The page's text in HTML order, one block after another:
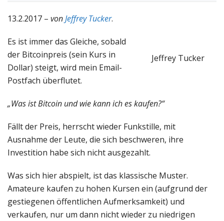
13.2.2017 – vonJeffrey Tucker.
Jeffrey Tucker
Es ist immer das Gleiche, sobald
der Bitcoinpreis (sein Kurs in
Dollar) steigt, wird mein Email-
Postfach überflutet.
„Was ist Bitcoin und wie kann ich es kaufen?“
Fällt der Preis, herrscht wieder Funkstille, mit
Ausnahme der Leute, die sich beschweren, ihre
Investition habe sich nicht ausgezahlt.
Was sich hier abspielt, ist das klassische Muster.
Amateure kaufen zu hohen Kursen ein (aufgrund der
gestiegenen öffentlichen Aufmerksamkeit) und
verkaufen, nur um dann nicht wieder zu niedrigen